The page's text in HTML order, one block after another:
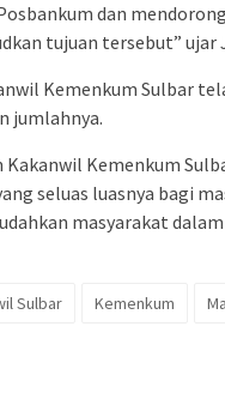
dan
tujuan tersebut”
Kemenkum Sulbar
jumlahnya.
Kemenkum
seluas luasnya bagi
masyarakat
Sulbar Kemenkum